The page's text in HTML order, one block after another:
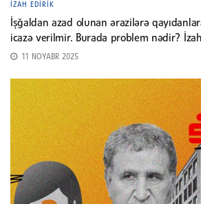
İZAH EDIRIK
İşğaldan azad olunan ərazilərə
icazə verilmir. Burada problem nədir?
11 NOYABR 2025